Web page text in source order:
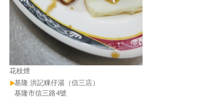
花枝煙
基隆 洪記粿仔湯（信三店）
基隆市信三路4號